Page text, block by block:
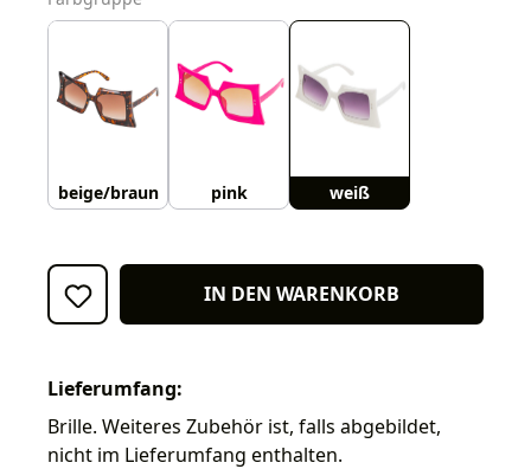
beige/braun pink weiß
IN DEN WARENKORB
Lieferumfang:
Brille. Weiteres Zubehör ist, falls abgebildet,
nicht im Lieferumfang enthalten.